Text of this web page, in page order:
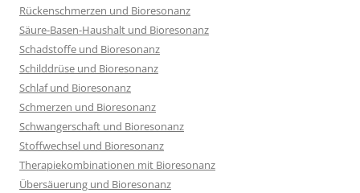
Rückenschmerzen und Bioresonanz
Säure-Basen-Haushalt und Bioresonanz
Schadstoffe und Bioresonanz
Schilddrüse und Bioresonanz
Schlaf und Bioresonanz
Schmerzen und Bioresonanz
Schwangerschaft und Bioresonanz
Stoffwechsel und Bioresonanz
Therapiekombinationen mit Bioresonanz
Übersäuerung und Bioresonanz